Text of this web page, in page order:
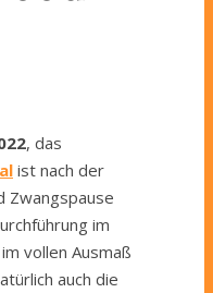
, das
ist nach der
Zwangspause
im
vollen Ausmaß
auch die